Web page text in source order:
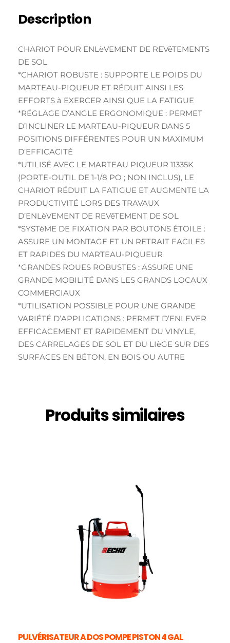
Description
CHARIOT POUR ENLèVEMENT DE REVêTEMENTS
DE SOL
*CHARIOT ROBUSTE : SUPPORTE LE POIDS DU
MARTEAU-PIQUEUR ET RÉDUIT AINSI LES
EFFORTS à EXERCER AINSI QUE LA FATIGUE
*RÉGLAGE D’ANGLE ERGONOMIQUE : PERMET
D’INCLINER LE MARTEAU-PIQUEUR DANS 5
POSITIONS DIFFÉRENTES POUR UN MAXIMUM
D’EFFICACITÉ
*UTILISÉ AVEC LE MARTEAU PIQUEUR 11335K
(PORTE-OUTIL DE 1-1/8 PO ; NON INCLUS), LE
CHARIOT RÉDUIT LA FATIGUE ET AUGMENTE LA
PRODUCTIVITÉ LORS DES TRAVAUX
D’ENLèVEMENT DE REVêTEMENT DE SOL
*SYSTèME DE FIXATION PAR BOUTONS ÉTOILE :
ASSURE UN MONTAGE ET UN RETRAIT FACILES
ET RAPIDES DU MARTEAU-PIQUEUR
*GRANDES ROUES ROBUSTES : ASSURE UNE
GRANDE MOBILITÉ DANS LES GRANDS LOCAUX
COMMERCIAUX
*UTILISATION POSSIBLE POUR UNE GRANDE
VARIÉTÉ D’APPLICATIONS : PERMET D’ENLEVER
EFFICACEMENT ET RAPIDEMENT DU VINYLE,
DES CARRELAGES DE SOL ET DU LIèGE SUR DES
SURFACES EN BÉTON, EN BOIS OU AUTRE
Produits similaires
PULVÉRISATEUR A DOS POMPE PISTON 4 GAL